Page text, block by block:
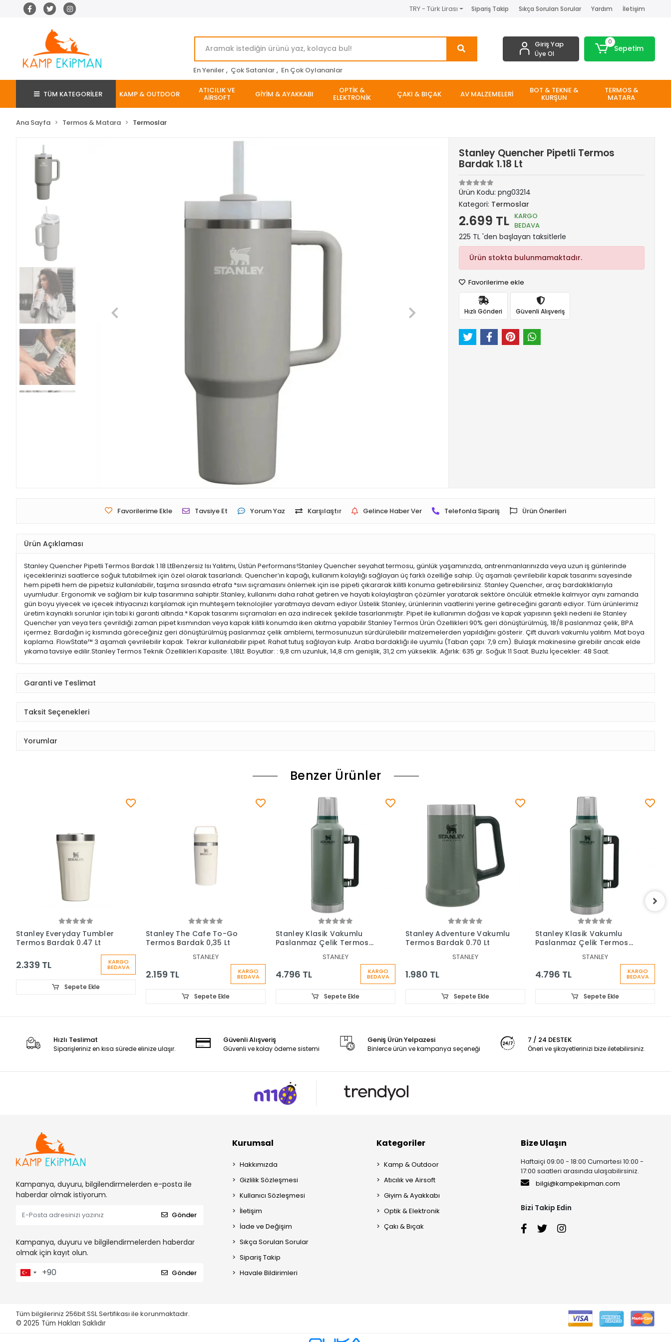
TRY - Türk Lirası Sipariş Takip Sıkça Sorulan Sorular Yardım İletişim
En Yeniler , Çok Satanlar , En Çok Oylananlar
Giriş Yap
Üye Ol
0
Sepetim
TÜM KATEGORİLER KAMP & OUTDOOR ATICILIK VE
AİRSOFT GİYİM & AYAKKABI OPTİK &
ELEKTRONİK ÇAKI & BIÇAK AV MALZEMELERİ BOT & TEKNE &
KURŞUN
TERMOS &
MATARA
Ana Sayfa Termos & Matara Termoslar
Stanley Quencher Pipetli Termos
Bardak 1.18 Lt
Ürün Kodu:png03214
Kategori: Termoslar
2.699 TL KARGO
BEDAVA
225 TL 'den başlayan taksitlerle
Ürün stokta bulunmamaktadır.
Favorilerime ekle
Hızlı Gönderi Güvenli Alışveriş
Favorilerime Ekle Tavsiye Et Yorum Yaz Karşılaştır Gelince Haber Ver Telefonla Sipariş Ürün Önerileri
Ürün Açıklaması
Stanley Quencher Pipetli Termos Bardak 1.18 LtBenzersiz Isı Yalıtımı, Üstün Performans!Stanley Quencher seyahat termosu, günlük yaşamınızda, antrenmanlarınızda veya uzun iş günlerinde
içeceklerinizi saatlerce soğuk tutabilmek için özel olarak tasarlandı. Quencher’ın kapağı, kullanım kolaylığı sağlayan üç farklı özelliğe sahip. Üç aşamalı çevrilebilir kapak tasarımı sayesinde
hem pipetli hem de pipetsiz kullanılabilir, taşıma sırasında etrafa *sıvı sıçramasını önlemek için ise pipeti çıkararak kilitli konuma getirebilirsiniz. Stanley Quencher, araç bardaklıklarıyla
uyumludur. Ergonomik ve sağlam bir kulp tasarımına sahiptir.Stanley, kullanımı daha rahat getiren ve hayatı kolaylaştıran çözümler yaratarak sektöre öncülük etmekle kalmıyor aynı zamanda
gün boyu yiyecek ve içecek ihtiyacınızı karşılamak için muhteşem teknolojiler yaratmaya devam ediyor.Üstelik Stanley, ürünlerinin vaatlerini yerine getireceğini garanti ediyor. Tüm ürünlerimiz
üretim kaynaklı sorunlar için tabi ki garanti altında.* Kapak tasarımı sıçramaları en aza indirecek şekilde tasarlanmıştır. Pipet ile kullanımın doğası ve kapak yapısının şekli nedeni ile Stanley
Quencher yan veya ters çevrildiği zaman pipet kısmından veya kapak kilitli konumda iken akıtma yapabilir.Stanley Termos Ürün Özellikleri 90% geri dönüştürülmüş, 18/8 paslanmaz çelik, BPA
içermez. Bardağın iç kısmında göreceğiniz geri dönüştürülmüş paslanmaz çelik amblemi, termosunuzun sürdürülebilir malzemelerden yapıldığını gösterir. Çift duvarlı vakumlu yalıtım. Mat boya
kaplama. FlowState™ 3 aşamalı çevrilebilir kapak. Tekrar kullanılabilir pipet. Rahat tutuş sağlayan kulp. Araba bardaklığı ile uyumlu (Taban çapı: 7,9 cm). Bulaşık makinesine girebilir ancak elde
yıkama tavsiye edilir.Stanley Termos Teknik Özellikleri Kapasite: 1,18Lt. Boyutlar: : 9,8 cm uzunluk, 14,8 cm genişlik, 31,2 cm yükseklik. Ağırlık: 635 gr. Soğuk 11 Saat. Buzlu İçecekler: 48 Saat.
Garanti ve Teslimat
Taksit Seçenekleri
Yorumlar
Benzer Ürünler
Stanley Everyday Tumbler
Termos Bardak 0.47 Lt
2.339 TL KARGO
BEDAVA
Sepete Ekle
Stanley The Cafe To-Go
Termos Bardak 0,35 Lt
STANLEY
2.159 TL KARGO
BEDAVA
Sepete Ekle
Stanley Klasik Vakumlu
Paslanmaz Çelik Termos
STANLEY
4.796 TL KARGO
BEDAVA
Sepete Ekle
Stanley Adventure Vakumlu
Termos Bardak 0.70 Lt
STANLEY
1.980 TL
Sepete Ekle
Stanley Klasik Vakumlu
Paslanmaz Çelik Termos
STANLEY
4.796 TL KARGO
BEDAVA
Sepete Ekle
Hızlı Teslimat
Siparişleriniz en kısa sürede elinize ulaşır.
Güvenli Alışveriş
Güvenli ve kolay ödeme sistemi
Geniş Ürün Yelpazesi
Binlerce ürün ve kampanya seçeneği
7 / 24 DESTEK
Öneri ve şikayetlerinizi bize iletebilirsiniz.
Kampanya, duyuru, bilgilendirmelerden e-posta ile
haberdar olmak istiyorum.
Gönder
Kampanya, duyuru ve bilgilendirmelerden haberdar
olmak için kayıt olun.
Gönder
Kurumsal
Hakkımızda
Gizlilik Sözleşmesi
Kullanıcı Sözleşmesi
İletişim
İade ve Değişim
Sıkça Sorulan Sorular
Sipariş Takip
Havale Bildirimleri
Kategoriler
Kamp & Outdoor
Atıcılık ve Airsoft
Giyim & Ayakkabı
Optik & Elektronik
Çakı & Bıçak
Bize Ulaşın
Haftaiçi 09:00 - 18:00 Cumartesi 10:00 -
17:00 saatleri arasında ulaşabilirsiniz.
bilgi@kampekipman.com
Bizi Takip Edin
Tüm bilgileriniz 256bit SSL Sertifikası ile korunmaktadır.
© 2025 Tüm Hakları Saklıdır